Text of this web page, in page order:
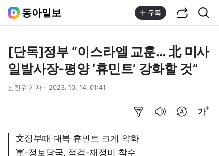
동아일보 구독
[단독]정부 “이스라엘 교훈… 北 미사
일발사장-평양 ‘휴민트’ 강화할 것”
신진우 기자 2023. 10. 14. 01:41
文정부때 대북 휴민트 크게 약화
軍-정보당국, 점검-재정비 착수